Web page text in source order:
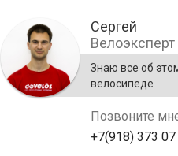
Сергей
Велоэксперт
Знаю все об
велосипеде
Позвоните
+7(918) 373